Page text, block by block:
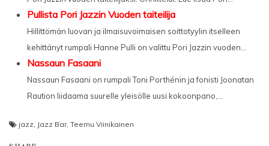
Pullista Pori Jazzin Vuoden taiteilija
Hillittömän luovan ja ilmaisuvoimaisen soittotyylin itselleen
kehittänyt rumpali Hanne Pulli on valittu Pori Jazzin vuoden...
Nassaun Fasaani
Nassaun Fasaani on rumpali Toni Porthénin ja fonisti Joonatan
Raution liidaama suurelle yleisölle uusi kokoonpano,...
jazz, Jazz Bar, Teemu Viinikainen